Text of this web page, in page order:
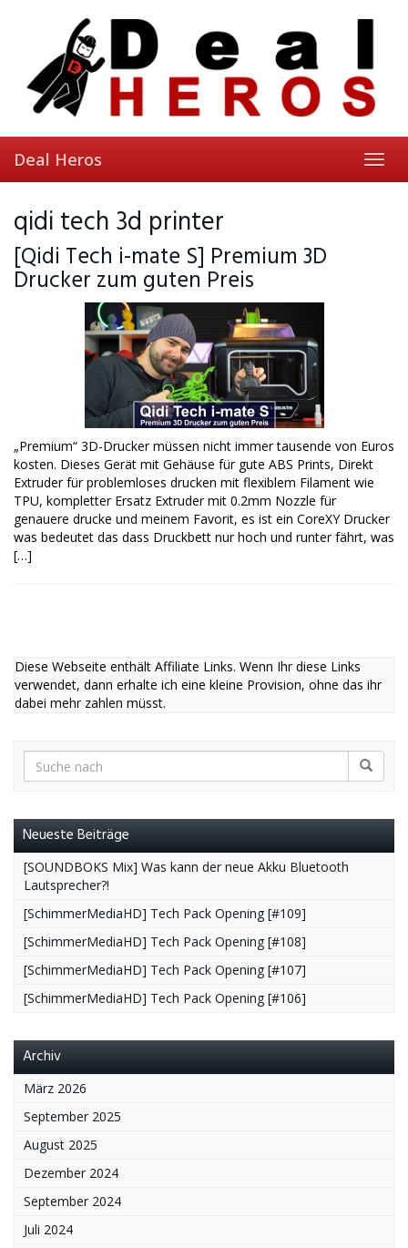
Deal Heros
qidi tech 3d printer
[Qidi Tech i-mate S] Premium 3D
Drucker zum guten Preis
„Premium“ 3D-Drucker müssen nicht immer tausende von Euros
kosten. Dieses Gerät mit Gehäuse für gute ABS Prints, Direkt
Extruder für problemloses drucken mit flexiblem Filament wie
TPU, kompletter Ersatz Extruder mit 0.2mm Nozzle für
genauere drucke und meinem Favorit, es ist ein CoreXY Drucker
was bedeutet das dass Druckbett nur hoch und runter fährt, was
[…]
Diese Webseite enthält Affiliate Links. Wenn Ihr diese Links
verwendet, dann erhalte ich eine kleine Provision, ohne das ihr
dabei mehr zahlen müsst.
Neueste Beiträge
[SOUNDBOKS Mix] Was kann der neue Akku Bluetooth
Lautsprecher?!
[SchimmerMediaHD] Tech Pack Opening [#109]
[SchimmerMediaHD] Tech Pack Opening [#108]
[SchimmerMediaHD] Tech Pack Opening [#107]
[SchimmerMediaHD] Tech Pack Opening [#106]
Archiv
März 2026
September 2025
August 2025
Dezember 2024
September 2024
Juli 2024